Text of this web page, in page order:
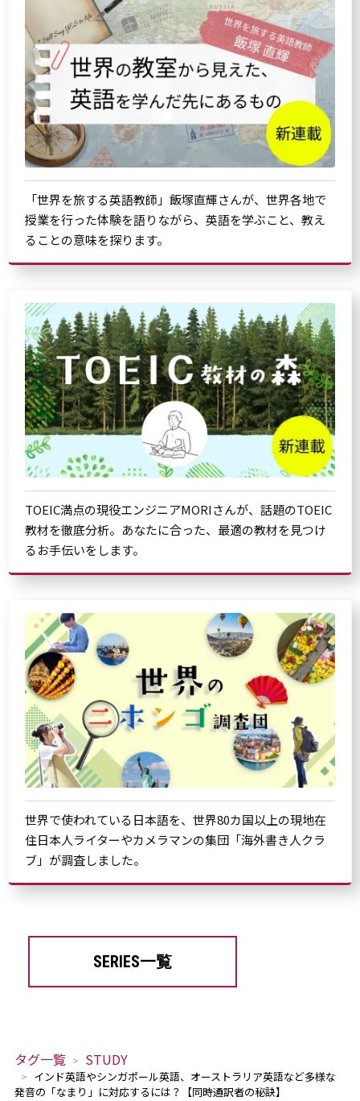
「世界を旅する英語教師」飯塚直輝さんが、世界各地で
授業を行った体験を語りながら、英語を学ぶこと、教え
ることの意味を探ります。
TOEIC満点の現役エンジニアMORIさんが、話題のTOEIC
教材を徹底分析。あなたに合った、最適の教材を見つけ
るお手伝いをします。
世界で使われている日本語を、世界80カ国以上の現地在
住日本人ライターやカメラマンの集団「海外書き人クラ
ブ」が調査しました。
SERIES一覧
タグ一覧 STUDY
インド英語やシンガポール英語、オーストラリア英語など多様な
発音の「なまり」に対応するには？【同時通訳者の秘訣】